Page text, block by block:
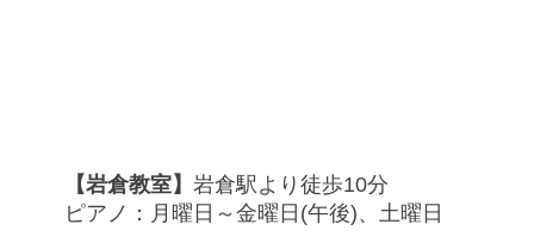
【岩倉教室】 岩倉駅より徒歩10分
ピアノ：月曜日～金曜日(午後)、土曜日